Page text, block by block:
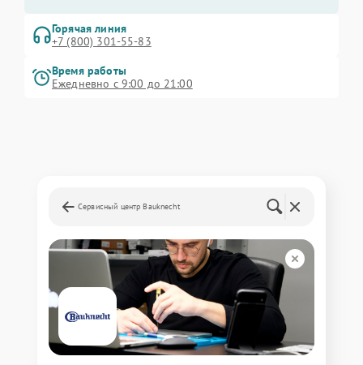
Горячая линия
+7 (800) 301-55-83
Время работы
Ежедневно с 9:00 до 21:00
Сервисный центр Bauknecht